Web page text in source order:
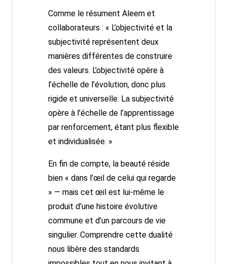
Comme le résument Aleem et
collaborateurs : « L’objectivité et la
subjectivité représentent deux
manières différentes de construire
des valeurs. L’objectivité opère à
l’échelle de l’évolution, donc plus
rigide et universelle. La subjectivité
opère à l’échelle de l’apprentissage
par renforcement, étant plus flexible
et individualisée. »
En fin de compte, la beauté réside
bien « dans l’œil de celui qui regarde
» — mais cet œil est lui-même le
produit d’une histoire évolutive
commune et d’un parcours de vie
singulier. Comprendre cette dualité
nous libère des standards